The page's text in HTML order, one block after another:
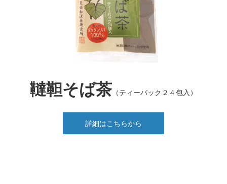
韃靼そば茶 （ティーバック２４包入）
詳細はこちらから